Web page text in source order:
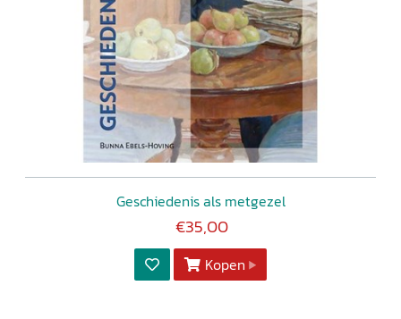
Geschiedenis als metgezel
€35,00
Kopen